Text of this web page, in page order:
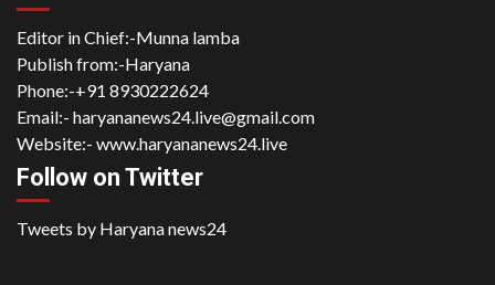
Editor in Chief:-Munna lamba
Publish from:-Haryana
Phone:-+91 8930222624
Email:- haryananews24.live@gmail.com
Website:- www.haryananews24.live
Follow on Twitter
Tweets by Haryana news24